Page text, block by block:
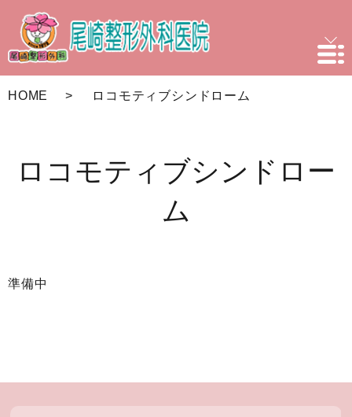
HOME ロコモティブシンドローム
ロコモティブシンドロー
ム
準備中